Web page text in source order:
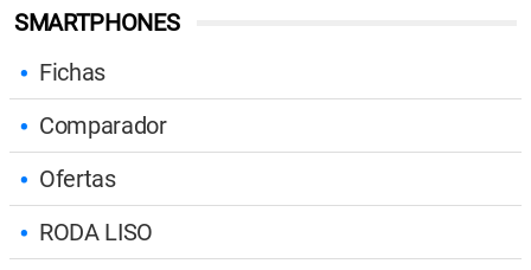
SMARTPHONES
Fichas
Comparador
Ofertas
RODA LISO